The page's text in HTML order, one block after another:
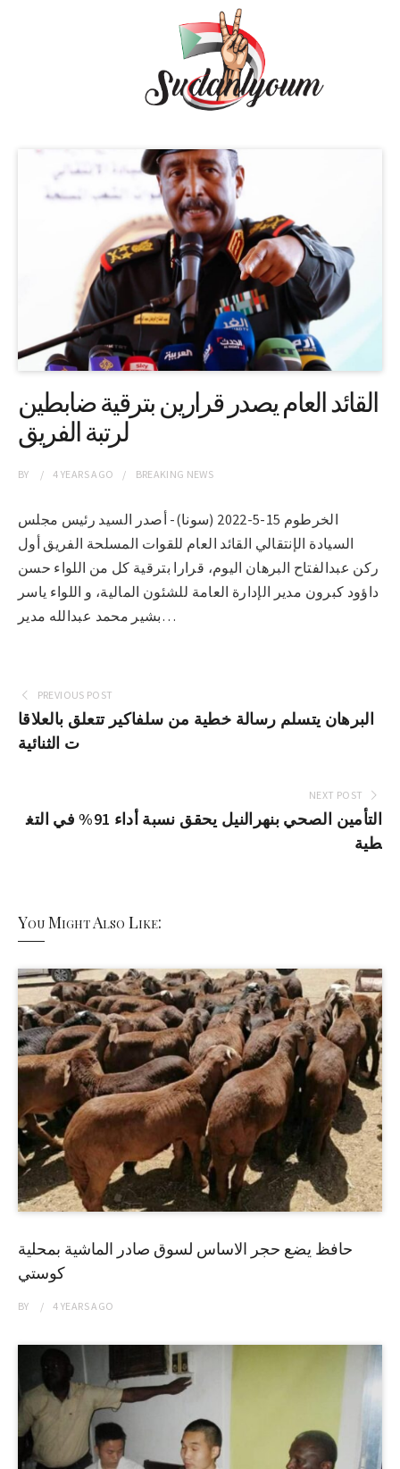
القائد العام يصدر قرارين بترقية ضابطين
لرتبة الفريق
BY 4 YEARSAGO BREAKING NEWS
الخرطوم 15-5-2022 (سونا)- أصدر السيد رئيس مجلس
السيادة الإنتقالي القائد العام للقوات المسلحة الفريق أول
ركن عبدالفتاح البرهان اليوم، قرارا بترقية كل من اللواء حسن
داؤود كبرون مدير الإدارة العامة للشئون المالية، و اللواء ياسر
بشير محمد عبدالله مدير…
PREVIOUS POST
البرهان يتسلم رسالة خطية من سلفاكير تتعلق بالعلاقا
ت الثنائية
NEXT POST
التأمين الصحي بنهرالنيل يحقق نسبة أداء 91% في التغ
طية
You Might Also Like:
حافظ يضع حجر الاساس لسوق صادر الماشية بمحلية
كوستي
BY 4 YEARSAGO